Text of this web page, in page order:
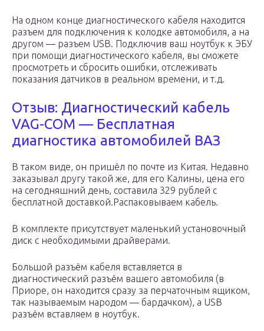
На одном конце диагностического кабеля находится
разъем для подключения к колодке автомобиля, а на
другом — разъем USB. Подключив ваш ноутбук к ЭБУ
при помощи диагностического кабеля, вы сможете
просмотреть и сбросить ошибки, отслеживать
показания датчиков в реальном времени, и т.д.
Отзыв: Диагностический кабель
VAG-COM — Бесплатная
диагностика автомобилей ВАЗ
В таком виде, он пришёл по почте из Китая. Недавно
заказывал другу такой же, для его Калины, цена его
на сегодняшний день, составила 329 рублей с
бесплатной доставкой.Распаковываем кабель.
В комплекте присутствует маленький установочный
диск с необходимыми драйверами.
Большой разъём кабеля вставляется в
диагностический разъём вашего автомобиля (в
Приоре, он находится сразу за перчаточным ящиком,
так называемым народом — бардачком), а USB
разъём вставляем в ноутбук.